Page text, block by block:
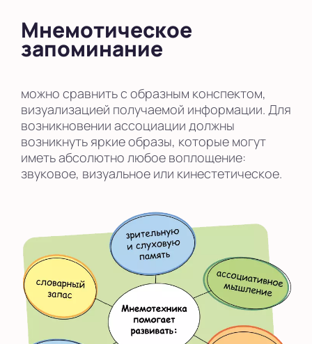
Мнемотическое
запоминание
можно сравнить с образным конспектом,
визуализацией получаемой информации. Для
возникновении ассоциации должны
возникнуть яркие образы, которые могут
иметь абсолютно любое воплощение:
звуковое, визуальное или кинестетическое.